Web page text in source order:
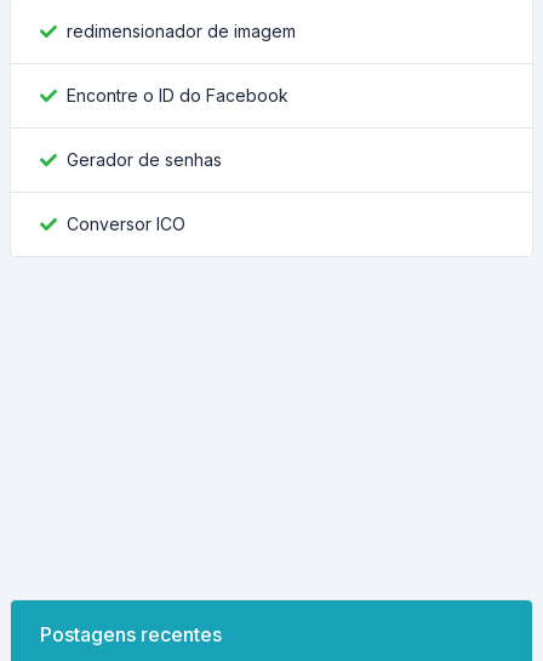
redimensionador de imagem
Encontre o ID do Facebook
Gerador de senhas
Conversor ICO
Postagens recentes